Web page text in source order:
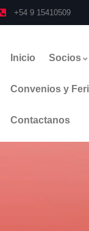
+54 9 15410509
Inicio Socios
Convenios y
Contactanos